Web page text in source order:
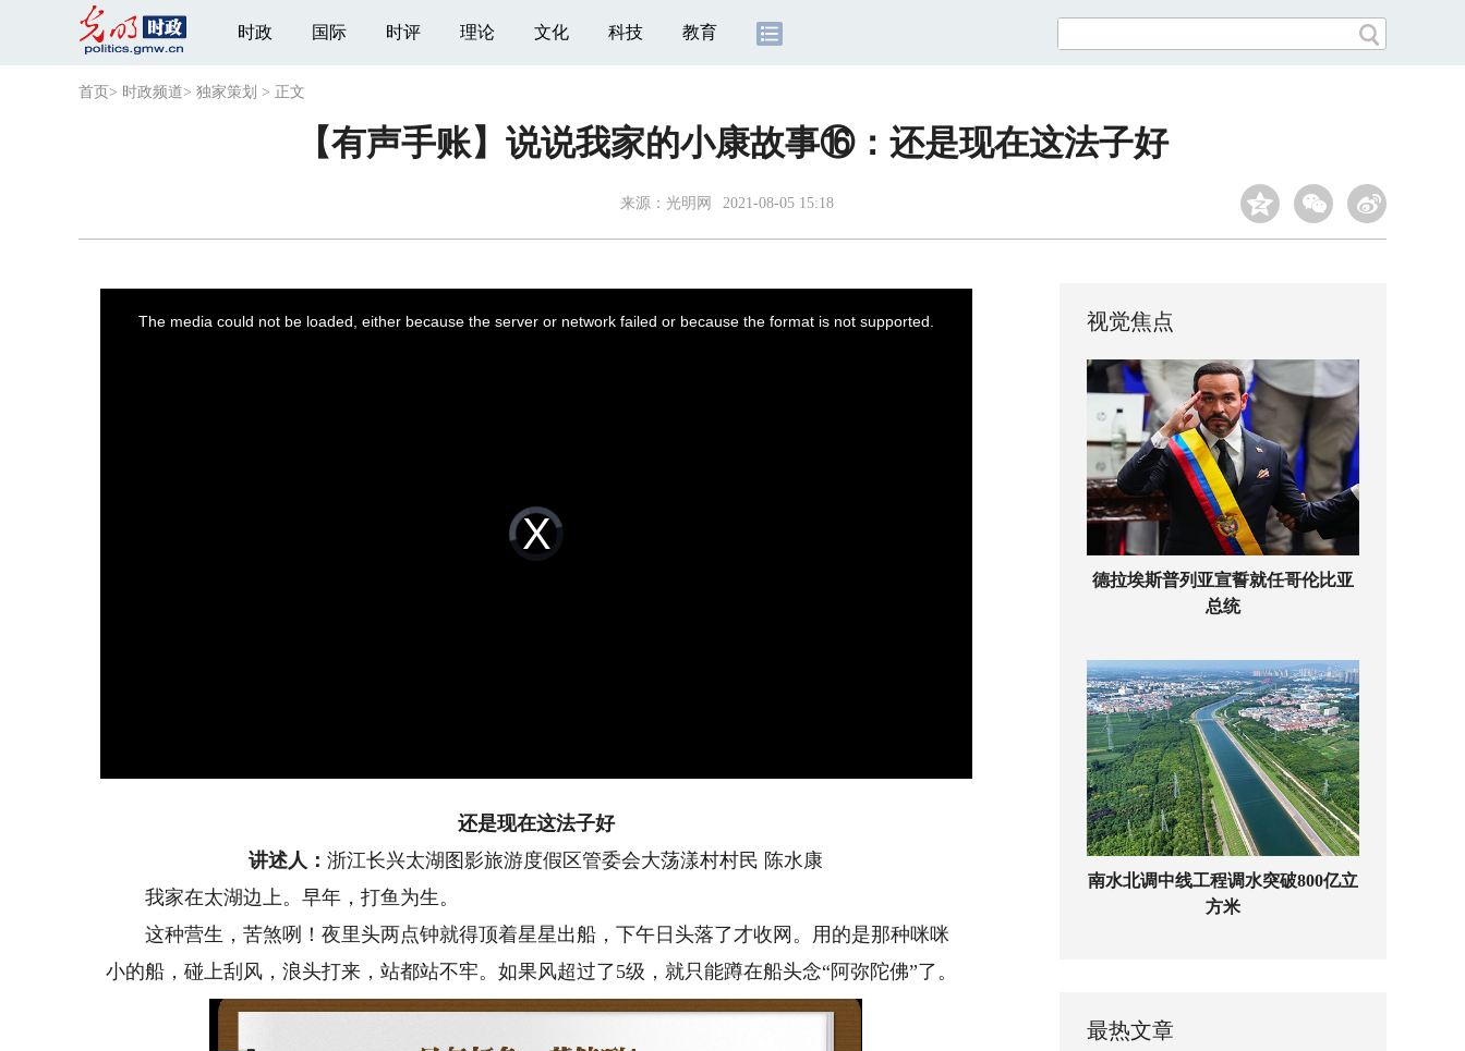
时政 国际 时评 理论 文化 科技 教育
首页 > 时政频道> 独家策划 > 正文
【有声手账】说说我家的小康故事⑯：还是现在这法子好
来源： 光明网 2021-08-05 15:18
Video
Player
is
loading.
The media could not be loaded, either because the server or network failed or because the format is not supported.
还是现在这法子好
讲述人：浙江长兴太湖图影旅游度假区管委会大荡漾村村民 陈水康
我家在太湖边上。早年，打鱼为生。
这种营生，苦煞咧！夜里头两点钟就得顶着星星出船，下午日头落了才收网。用的是那种咪咪
小的船，碰上刮风，浪头打来，站都站不牢。如果风超过了5级，就只能蹲在船头念“阿弥陀佛”了。
视觉焦点
德拉埃斯普列亚宣誓就任哥伦比亚
总统
南水北调中线工程调水突破800亿立
方米
最热文章